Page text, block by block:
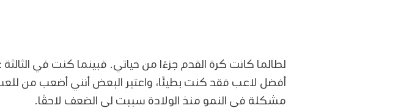
لطالما كانت كرة القدم جزءًا من حياتي. فبينما كنت في
أفضل لاعب فقد كنت بطيئًا، واعتبر البعض أنني أضعب من
مشكلة في النمو منذ الولادة سببت لي الضعف لاحقًا.